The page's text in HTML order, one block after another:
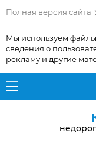
Полная версия сайта
Мы используем файлы
сведения о
рекламу и другие